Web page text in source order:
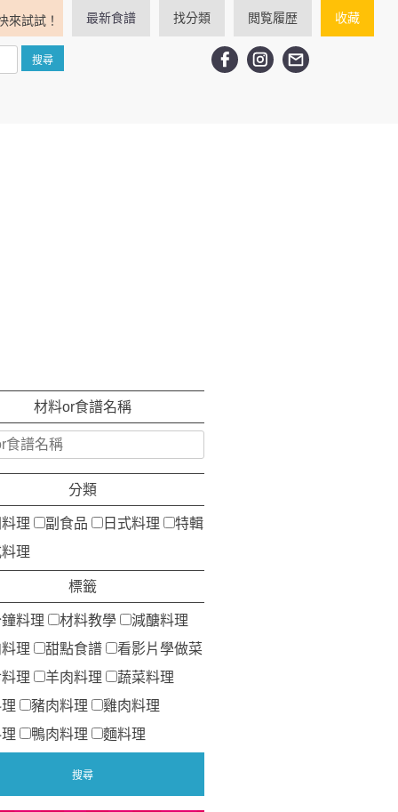
來試試！ 最新食譜 找分類 閲覧履歴 收藏
材料or食譜名稱
分類
理 副食品 日式料理
特輯
理
標籤
料理 材料教學
減醣料理
理
甜點食譜
看影片學做菜
理
羊肉料理
蔬菜料理
豬肉料理
雞肉料理
鴨肉料理 麵料理